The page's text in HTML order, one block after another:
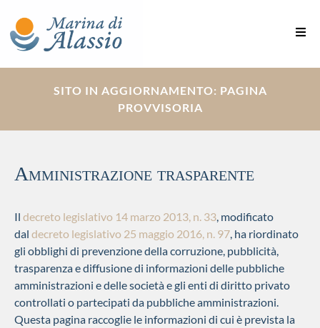
SITO IN AGGIORNAMENTO: PAGINA
PROVVISORIA
Amministrazione trasparente
Il decreto legislativo 14 marzo 2013, n. 33 , modificato
dal decreto legislativo 25 maggio 2016, n. 97 , ha riordinato
gli obblighi di prevenzione della corruzione, pubblicità,
trasparenza e diffusione di informazioni delle pubbliche
amministrazioni e delle società e gli enti di diritto privato
controllati o partecipati da pubbliche amministrazioni.
Questa pagina raccoglie le informazioni di cui è prevista la